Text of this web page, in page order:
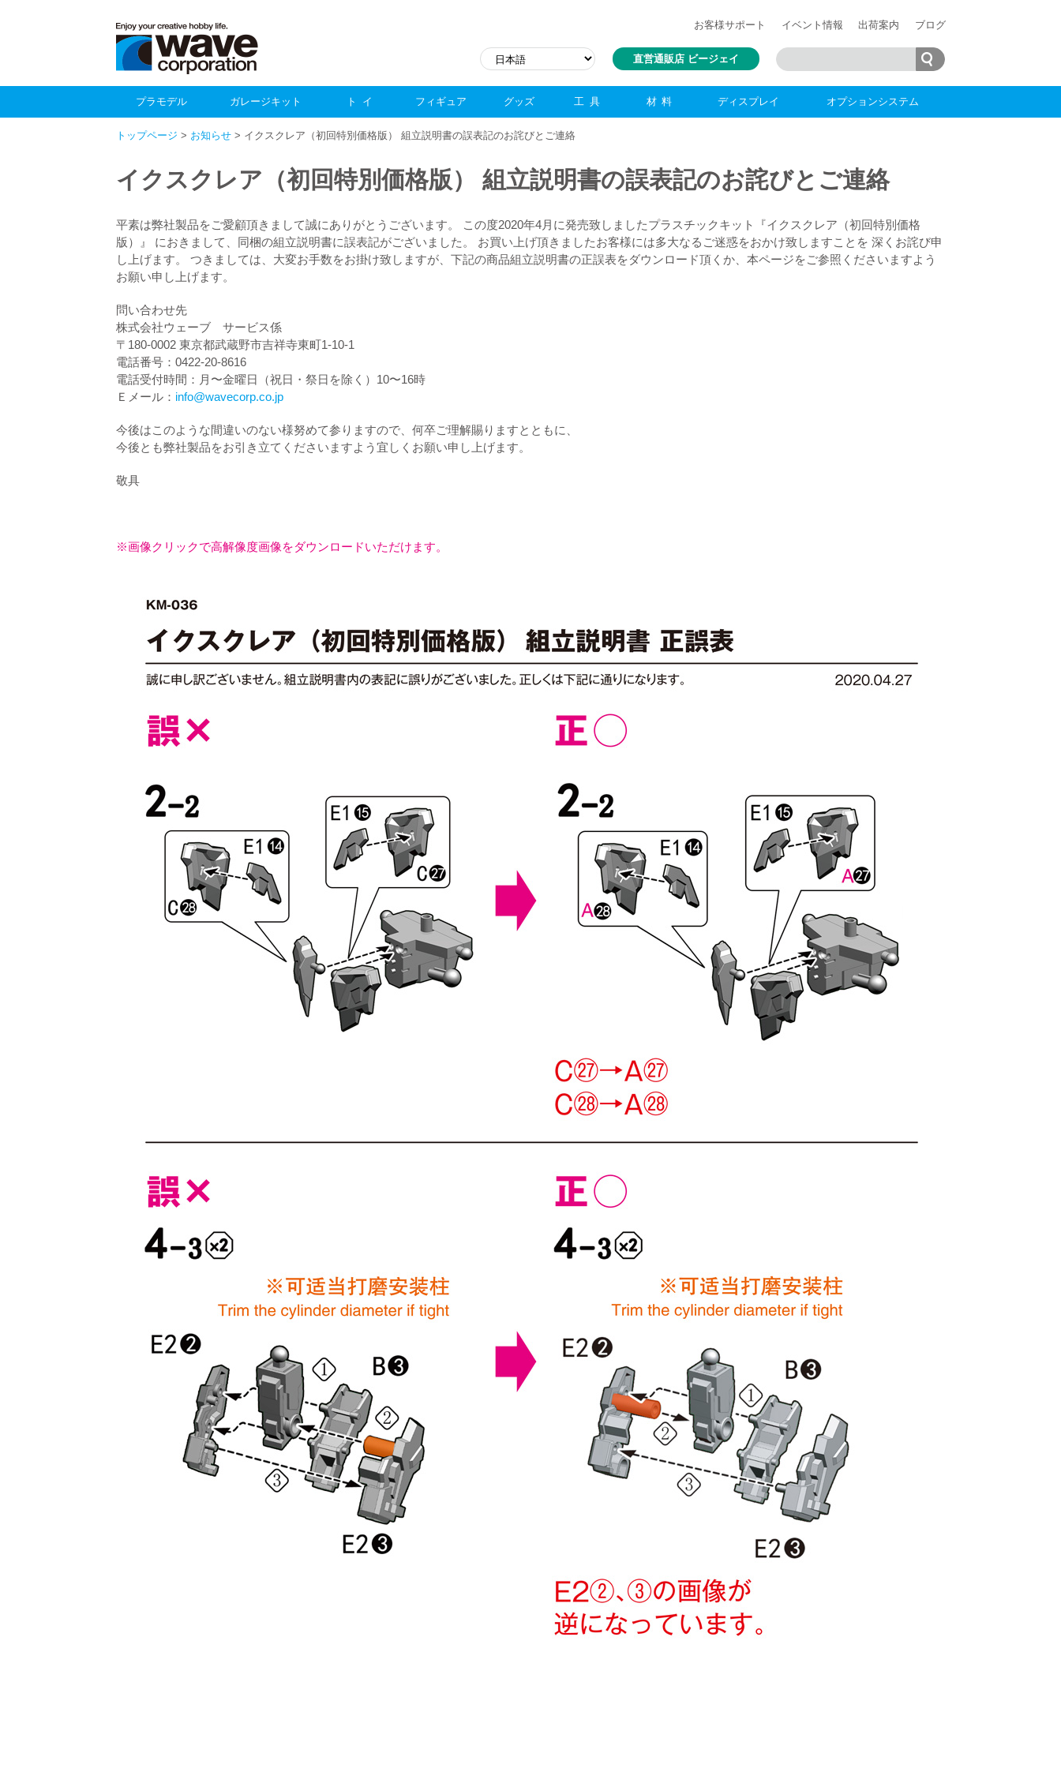
お客様サポート イベント情報 出荷案内 ブログ
直営通販店 ビージェイ
プラモデル ガレージキット トイ フィギュア グッズ 工具 材料 ディスプレイ オプションシステム
トップページ > お知らせ > イクスクレア（初回特別価格版） 組立説明書の誤表記のお詫びとご連絡
イクスクレア（初回特別価格版） 組立説明書の誤表記のお詫びとご連絡
平素は弊社製品をご愛顧頂きまして誠にありがとうございます。 この度2020年4月に発売致しましたプラスチックキット『イクスクレア（初回特別価格
版）』 におきまして、同梱の組立説明書に誤表記がございました。 お買い上げ頂きましたお客様には多大なるご迷惑をおかけ致しますことを 深くお詫び申
し上げます。 つきましては、大変お手数をお掛け致しますが、下記の商品組立説明書の正誤表をダウンロード頂くか、本ページをご参照くださいますよう
お願い申し上げます。
問い合わせ先
株式会社ウェーブ サービス係
〒180-0002 東京都武蔵野市吉祥寺東町1-10-1
電話番号：0422-20-8616
電話受付時間：月〜金曜日（祝日・祭日を除く）10〜16時
Ｅメール： info@wavecorp.co.jp
今後はこのような間違いのない様努めて参りますので、何卒ご理解賜りますとともに、
今後とも弊社製品をお引き立てくださいますよう宜しくお願い申し上げます。
敬具
※画像クリックで高解像度画像をダウンロードいただけます。